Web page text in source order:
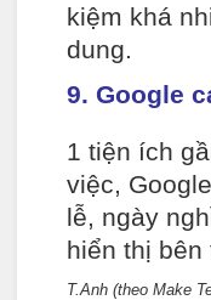
kiệm khá
dung.
9. Google
1 tiện ích
việc,
lễ, ngày
hiển thị
T.Anh (theo Make